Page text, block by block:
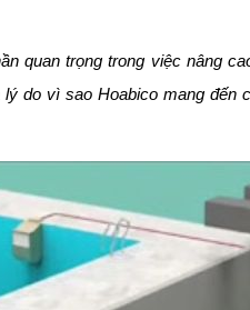
quan trọng trong việc nâng
do vì sao Hoabico mang đến